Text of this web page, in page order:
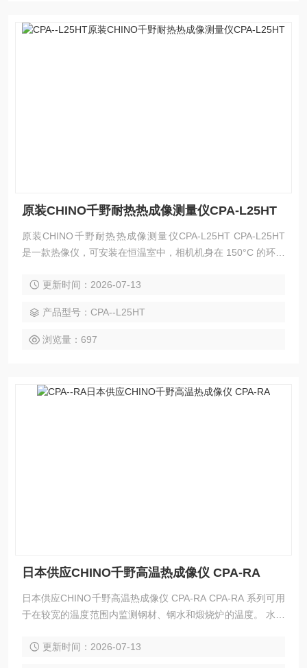
原装CHINO千野耐热热成像测量仪CPA-L25HT
原装CHINO千野耐热热成像测量仪CPA-L25HT CPA-L25HT
是一款热像仪，可安装在恒温室中，相机机身在 150°C 的环境
括 AEC 标准* 测试。
更新时间：2026-07-13
产品型号：CPA--L25HT
浏览量：697
日本供应CHINO千野高温热成像仪 CPA-RA
日本供应CHINO千野高温热成像仪 CPA-RA CPA-RA 系列可用
于在较宽的温度范围内监测钢材、钢水和煅烧炉的温度。 水冷
更新时间：2026-07-13